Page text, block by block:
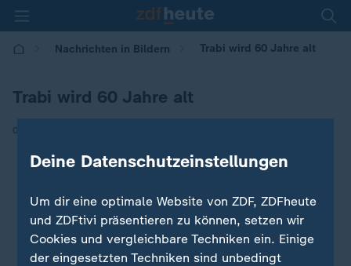
Nachrichten in Bildern Trabi wird 60 Jahre alt
Trabi wird 60 Jahre alt
03.11.2017 | 17:21
Deine Datenschutzeinstellungen
Um dir eine optimale Website von ZDF, ZDFheute
und ZDFtivi präsentieren zu können, setzen wir
Cookies und vergleichbare Techniken ein. Einige
der eingesetzten Techniken sind unbedingt